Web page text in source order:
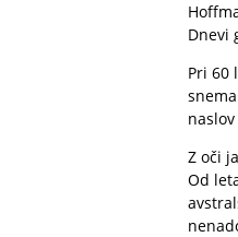
Dnevi
Pri 60
Z oči
Od